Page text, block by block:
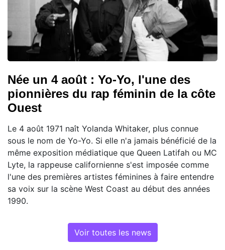
Née un 4 août : Yo-Yo, l'une des
pionnières du rap féminin de la côte
Ouest
Le 4 août 1971 naît Yolanda Whitaker, plus connue
sous le nom de Yo-Yo. Si elle n'a jamais bénéficié de la
même exposition médiatique que Queen Latifah ou MC
Lyte, la rappeuse californienne s'est imposée comme
l'une des premières artistes féminines à faire entendre
sa voix sur la scène West Coast au début des années
1990.
Voir toutes les news